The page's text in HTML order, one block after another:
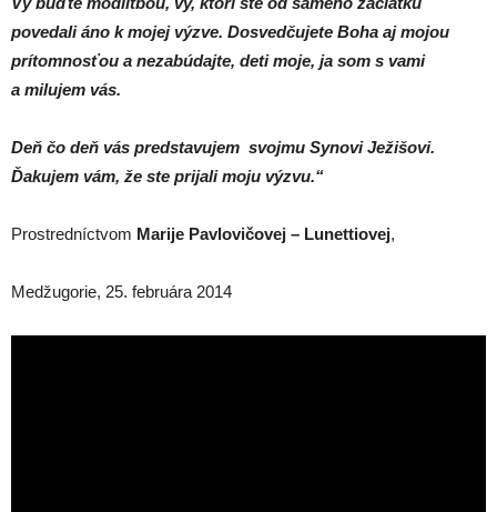
povedali áno k mojej výzve. Dosvedčujete Boha aj mojou
prítomnosťou a nezabúdajte, deti moje, ja som s vami
a milujem vás.
Deň čo deň vás predstavujem svojmu Synovi Ježišovi.
Ďakujem vám, že ste prijali moju výzvu.“
Prostredníctvom Marije Pavlovičovej – Lunettiovej,
Medžugorie, 25. februára 2014